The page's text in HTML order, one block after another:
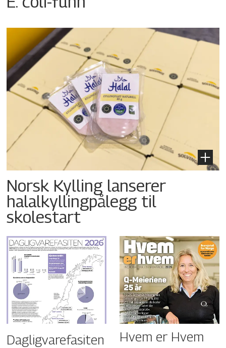
Norsk Kylling lanserer
halalkyllingpålegg til
skolestart
Dagligvarefasiten Hvem er Hvem